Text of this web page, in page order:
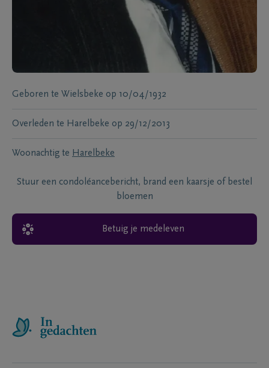
Geboren te Wielsbeke op 10/04/1932
Overleden te Harelbeke op 29/12/2013
Woonachtig te Harelbeke
Stuur een condoléancebericht, brand een kaarsje of bestel
bloemen
Betuig je medeleven